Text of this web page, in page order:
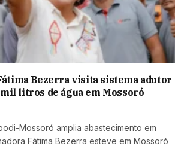
Bezerra visita sistema adutor
litros de água em Mossoró
Mossoró amplia abastecimento em
Fátima Bezerra esteve em Mossoró